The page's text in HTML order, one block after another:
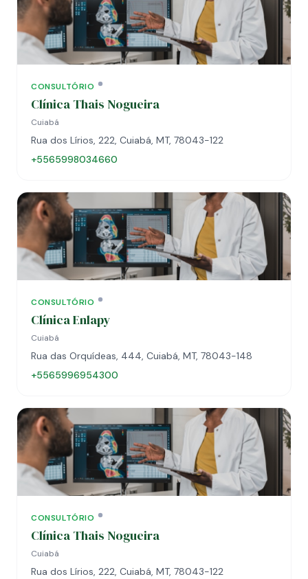
CONSULTÓRIO
Clínica Thais Nogueira
Cuiabá
Rua dos Lírios, 222, Cuiabá, MT, 78043-122
+5565998034660
CONSULTÓRIO
Clínica Enlapy
Cuiabá
Rua das Orquídeas, 444, Cuiabá, MT, 78043-148
+5565996954300
CONSULTÓRIO
Clínica Thais Nogueira
Cuiabá
Rua dos Lírios, 222, Cuiabá, MT, 78043-122